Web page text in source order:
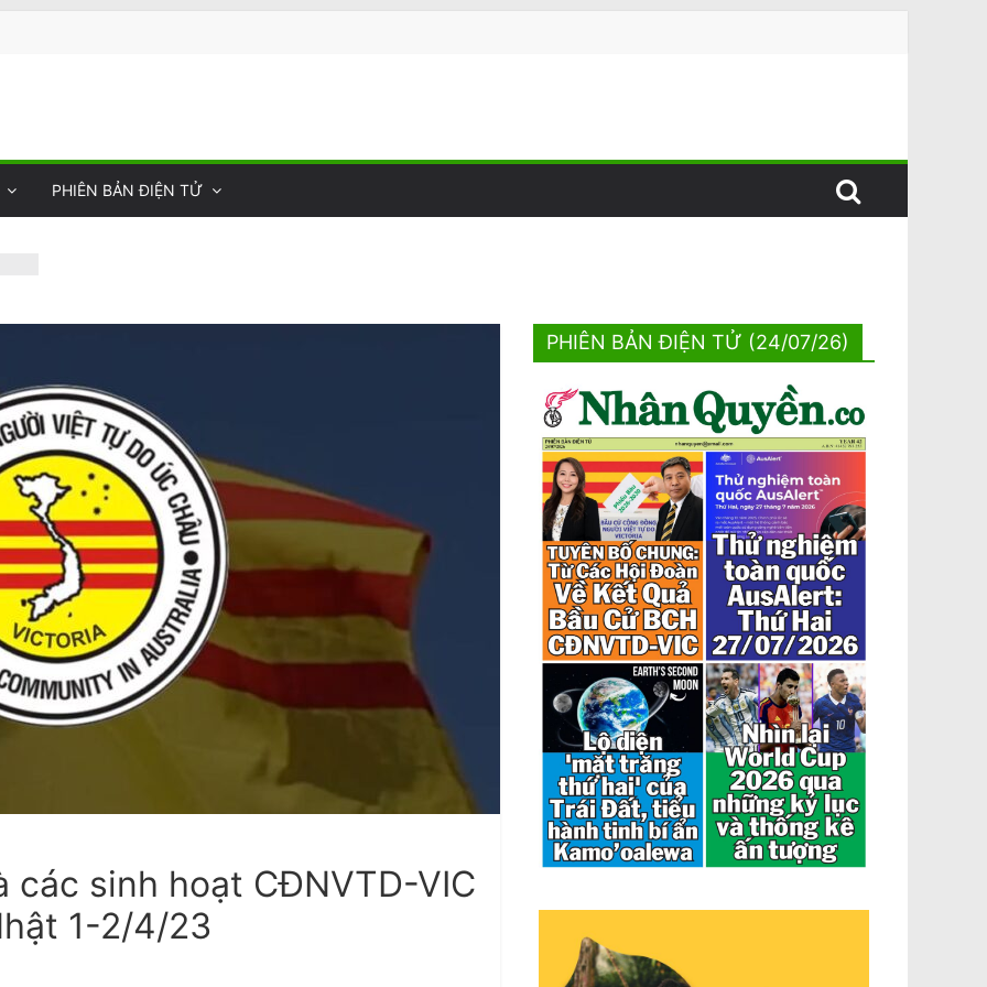
PHIÊN BẢN ĐIỆN TỬ
các sinh hoạt CĐNVTD-VIC
1-2/4/23
PHIÊN BẢN ĐIỆN TỬ (24/07/26)